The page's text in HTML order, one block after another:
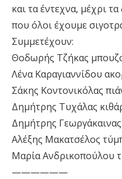
και τα έντεχνα, μέχρι
που όλοι έχουμε
Συμμετέχουν:
Θοδωρής Τζήκας
Λένα Καραγιαννίδου
Σάκης Κοντονικόλας
Δημήτρης Τυχάλας
Δημήτρης
Αλέξης Μακατσέλος
Μαρία Ανδρικοπούλου
——————